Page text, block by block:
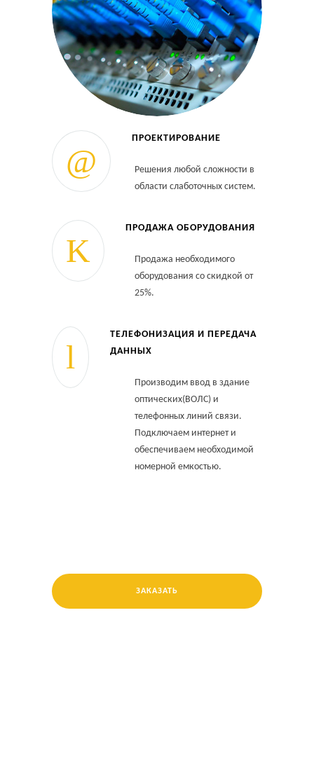
ПРОЕКТИРОВАНИЕ
Решения любой сложности в
области слаботочных систем.
ПРОДАЖА ОБОРУДОВАНИЯ
Продажа необходимого
оборудования со скидкой от
25%.
ТЕЛЕФОНИЗАЦИЯ И ПЕРЕДАЧА
ДАННЫХ
Производим ввод в здание
оптических(ВОЛС) и
телефонных линий связи.
Подключаем интернет и
обеспечиваем необходимой
номерной емкостью.
ЗАКАЗАТЬ